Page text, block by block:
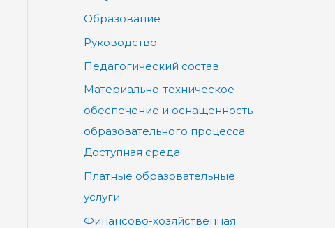
Образование
Руководство
Педагогический состав
Материально-техническое
обеспечение и оснащенность
образовательного процесса.
Доступная среда
Платные образовательные
услуги
Финансово-хозяйственная